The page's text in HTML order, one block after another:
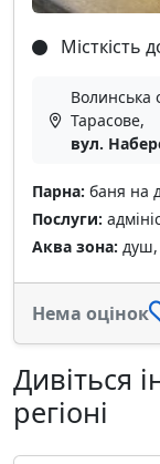
Місткість
Волинська
Тарасове,
вул.
Парна: баня на
Послуги:
Аква зона: душ,
Нема оцінок
Дивіться
регіоні